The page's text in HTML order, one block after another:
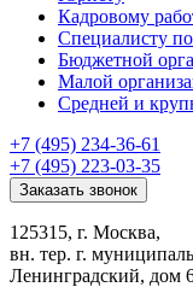
Кадровому
Специалисту
Бюджетной
Малой
Средней и
+7 (495) 234-36-61
+7 (495) 223-03-35
Заказать звонок
125315, г. Москва,
вн. тер. г.
Ленинградский, дом